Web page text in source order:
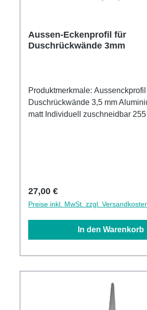
Aussen-Eckenprofil für
Duschrückwände 3mm
Produktmerkmale: Aussenckprofil für
Duschrückwände 3,5 mm
matt Individuell zuschneidbar
Regulärer Preis:
27,00 €
Preise inkl. MwSt. zzgl.
In den Warenkorb